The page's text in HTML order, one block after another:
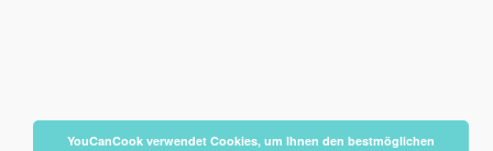
YouCanCook verwendet Cookies, um Ihnen den bestmöglichen